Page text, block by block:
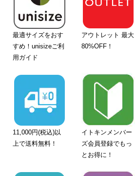
最適サイズをおす
すめ！unisizeご利
用ガイド
アウトレット 最大
80%OFF！
11,000円(税込)以
上で送料無料！
イトキンメンバー
ズ会員登録でもっ
とお得に！